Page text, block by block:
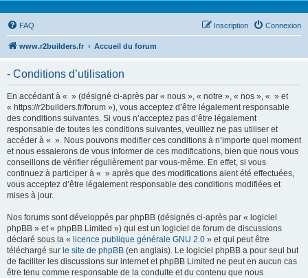
FAQ Connexion
Inscription
www.r2builders.fr Accueil du forum
- Conditions d’utilisation
En accédant à « » (désigné ci-après par « nous », « notre », « nos », « » et
« https://r2builders.fr/forum »), vous acceptez d’être légalement responsable
des conditions suivantes. Si vous n’acceptez pas d’être légalement
responsable de toutes les conditions suivantes, veuillez ne pas utiliser et
accéder à « ». Nous pouvons modifier ces conditions à n’importe quel moment
et nous essaierons de vous informer de ces modifications, bien que nous vous
conseillons de vérifier régulièrement par vous-même. En effet, si vous
continuez à participer à « » après que des modifications aient été effectuées,
vous acceptez d’être légalement responsable des conditions modifiées et
mises à jour.
Nos forums sont développés par phpBB (désignés ci-après par « logiciel
phpBB » et « phpBB Limited ») qui est un logiciel de forum de discussions
déclaré sous la « licence publique générale GNU 2.0 » et qui peut être
téléchargé sur le site de phpBB (en anglais). Le logiciel phpBB a pour seul but
de faciliter les discussions sur internet et phpBB Limited ne peut en aucun cas
être tenu comme responsable de la conduite et du contenu que nous